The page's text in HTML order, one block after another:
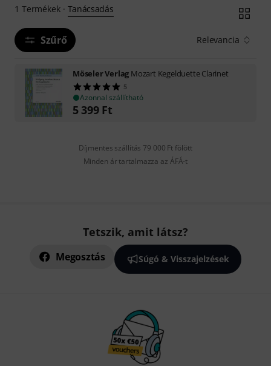
1 Termékek· Tanácsadás
Szűrő Relevancia
Möseler Verlag Mozart Kegelduette Clarinet
5
Azonnal szállítható
5 399 Ft
Díjmentes szállítás 79 000 Ft fölött
Minden ár tartalmazza az ÁFÁ-t
Tetszik, amit látsz?
Megosztás Súgó & Visszajelzések